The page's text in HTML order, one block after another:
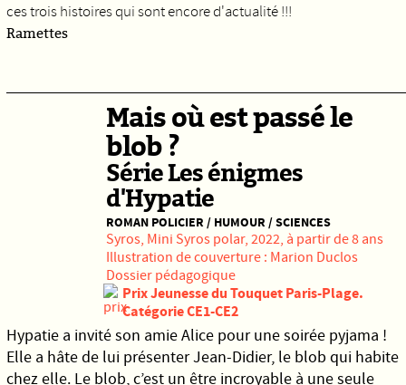
ces trois histoires qui sont encore d'actualité !!!
Ramettes
Mais où est passé le
blob ?
Série Les énigmes
d'Hypatie
ROMAN POLICIER / HUMOUR / SCIENCES
Syros, Mini Syros polar, 2022, à partir de 8 ans
Illustration de couverture : Marion Duclos
Dossier pédagogique
Prix Jeunesse du Touquet Paris-Plage.
Catégorie CE1-CE2
Hypatie a invité son amie Alice pour une soirée pyjama !
Elle a hâte de lui présenter Jean-Didier, le blob qui habite
chez elle. Le blob, c’est un être incroyable à une seule